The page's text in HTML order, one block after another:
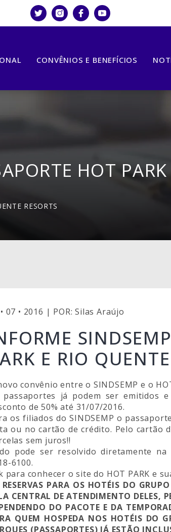
CONVÊNIOS E BENEFÍCIOS
HOT
RESORTS
07 • 2016 | POR: Silas Araújo
E RIO
convênio entre o SINDSEMP e o
passaportes já podem ser emitidos
de 50% até 31/07/2016.
os filiados do SINDSEMP o
ou no cartão de crédito. Pelo cartão
sem juros!!
pode ser resolvido diretamente na
6100.
para conhecer o site do HOT PARK e
PARA OS HOTÉIS DO
CENTRAL DE ATENDIMENTO DELES,
DO PACOTE E DA
QUEM HOSPEDA NOS HOTÉIS DO
(PASSAPORTES) JÁ ESTÃO